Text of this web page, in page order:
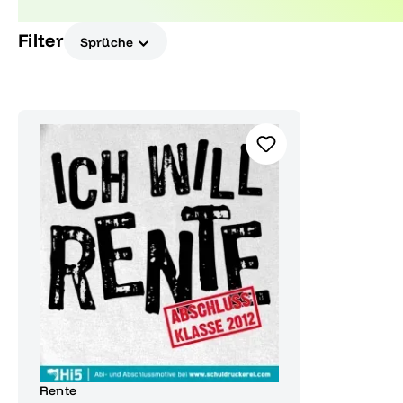
Filter Sprüche
Rente